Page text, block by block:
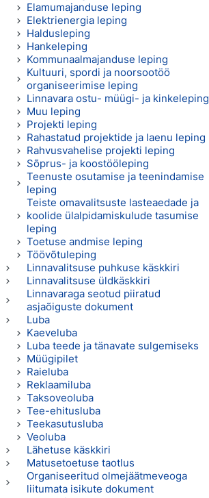
Elamumajanduse leping
Elektrienergia leping
Haldusleping
Hankeleping
Kommunaalmajanduse leping
Kultuuri, spordi ja noorsootöö
organiseerimise leping
Linnavara ostu- müügi- ja kinkeleping
Muu leping
Projekti leping
Rahastatud projektide ja laenu leping
Rahvusvahelise projekti leping
Sõprus- ja koostööleping
Teenuste osutamise ja teenindamise
leping
Teiste omavalitsuste lasteaedade ja
koolide ülalpidamiskulude tasumise
leping
Toetuse andmise leping
Töövõtuleping
Linnavalitsuse puhkuse käskkiri
Linnavalitsuse üldkäskkiri
Linnavaraga seotud piiratud
asjaõiguste dokument
Luba
Kaeveluba
Luba teede ja tänavate sulgemiseks
Müügipilet
Raieluba
Reklaamiluba
Taksoveoluba
Tee-ehitusluba
Teekasutusluba
Veoluba
Lähetuse käskkiri
Matusetoetuse taotlus
Organiseeritud olmejäätmeveoga
liitumata isikute dokument